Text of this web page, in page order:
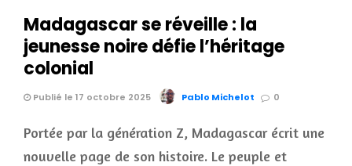
Madagascar se réveille : la
jeunesse noire défie l’héritage
colonial
Publié le 17 octobre 2025 Pablo Michelot 0
Portée par la génération Z, Madagascar écrit une
nouvelle page de son histoire. Le peuple et